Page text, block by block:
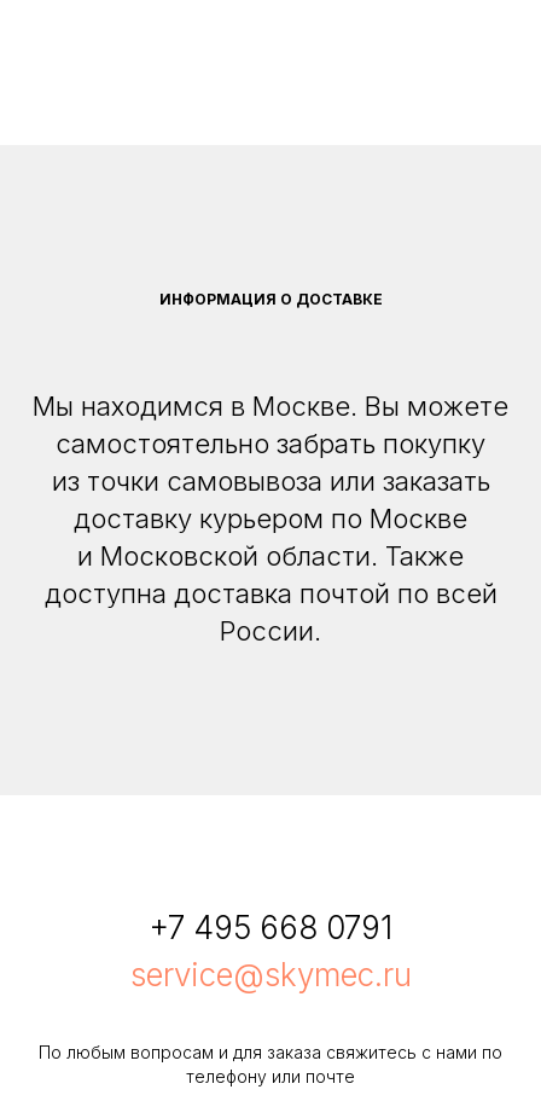
ИНФОРМАЦИЯ О ДОСТАВКЕ
Мы находимся в Москве. Вы можете
самостоятельно забрать покупку
из точки самовывоза или заказать
доставку курьером по Москве
и Московской области. Также
доступна доставка почтой по всей
России.
+7 495 668 0791
service@skymec.ru
По любым вопросам и для заказа свяжитесь с нами по
телефону или почте